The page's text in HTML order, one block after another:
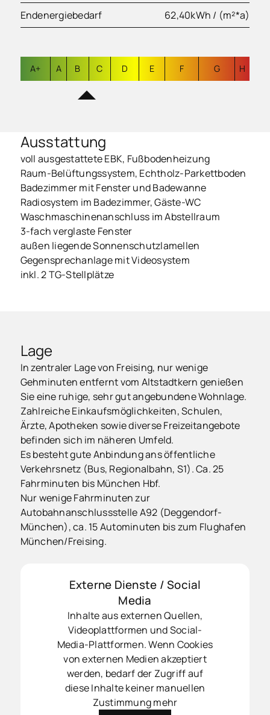
Endenergiebedarf 62,40kWh / (m²*a)
A+ A B C D E F G H
Ausstattung
voll ausgestattete EBK, Fußbodenheizung
Raum-Belüftungssystem, Echtholz-Parkettboden
Badezimmer mit Fenster und Badewanne
Radiosystem im Badezimmer, Gäste-WC
Waschmaschinenanschluss im Abstellraum
3-fach verglaste Fenster
außen liegende Sonnenschutzlamellen
Gegensprechanlage mit Videosystem
inkl. 2 TG-Stellplätze
Lage
In zentraler Lage von Freising, nur wenige
Gehminuten entfernt vom Altstadtkern genießen
Sie eine ruhige, sehr gut angebundene Wohnlage.
Zahlreiche Einkaufsmöglichkeiten, Schulen,
Ärzte, Apotheken sowie diverse Freizeitangebote
befinden sich im näheren Umfeld.
Es besteht gute Anbindung ans öffentliche
Verkehrsnetz (Bus, Regionalbahn, S1). Ca. 25
Fahrminuten bis München Hbf.
Nur wenige Fahrminuten zur
Autobahnanschlussstelle A92 (Deggendorf-
München), ca. 15 Autominuten bis zum Flughafen
München/Freising.
Externe Dienste / Social
Media
Inhalte aus externen Quellen,
Videoplattformen und Social-
Media-Plattformen. Wenn Cookies
von externen Medien akzeptiert
werden, bedarf der Zugriff auf
diese Inhalte keiner manuellen
Zustimmung mehr